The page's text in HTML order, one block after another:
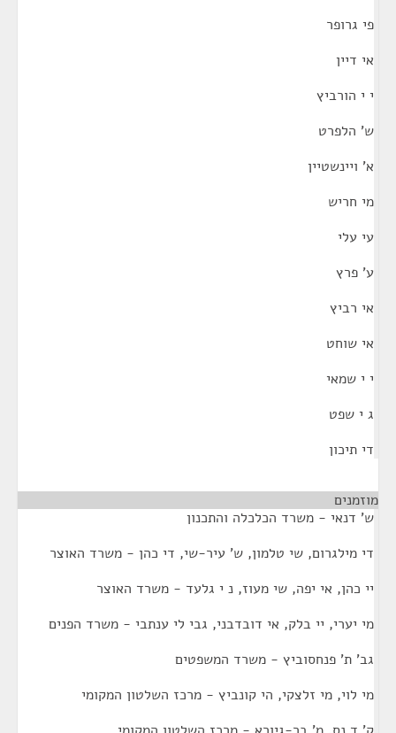
פי גרופר
אי דיין
י י הורביץ
ש' הלפרט
א' ויינשטיין
מי חריש
עי עלי
ע' פרץ
אי רביץ
אי שוחט
י י שמאי
ג י שפט
די תיכון
מוזמנים
ש' דנאי - משרד הכלכלה והתכנון
די מילגרום, שי טלמון, ש' עיר-שי, די כהן - משרד האוצר
יי כהן, אי יפה, שי מעוז, נ י גלעד - משרד האוצר
מי יערי, יי בלק, אי דובדבני, גבי לי ענתבי - משרד הפנים
גב' ת' פנחסוביץ - משרד המשפטים
מי לוי, מי זלצקי, הי קונביץ - מרכז השלטון המקומי